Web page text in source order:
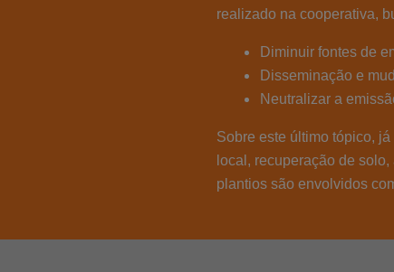
realizado na cooperativa,
Diminuir fontes de
Disseminação e
Neutralizar a
Sobre este último tópico,
local, recuperação de
plantios são envolvidos